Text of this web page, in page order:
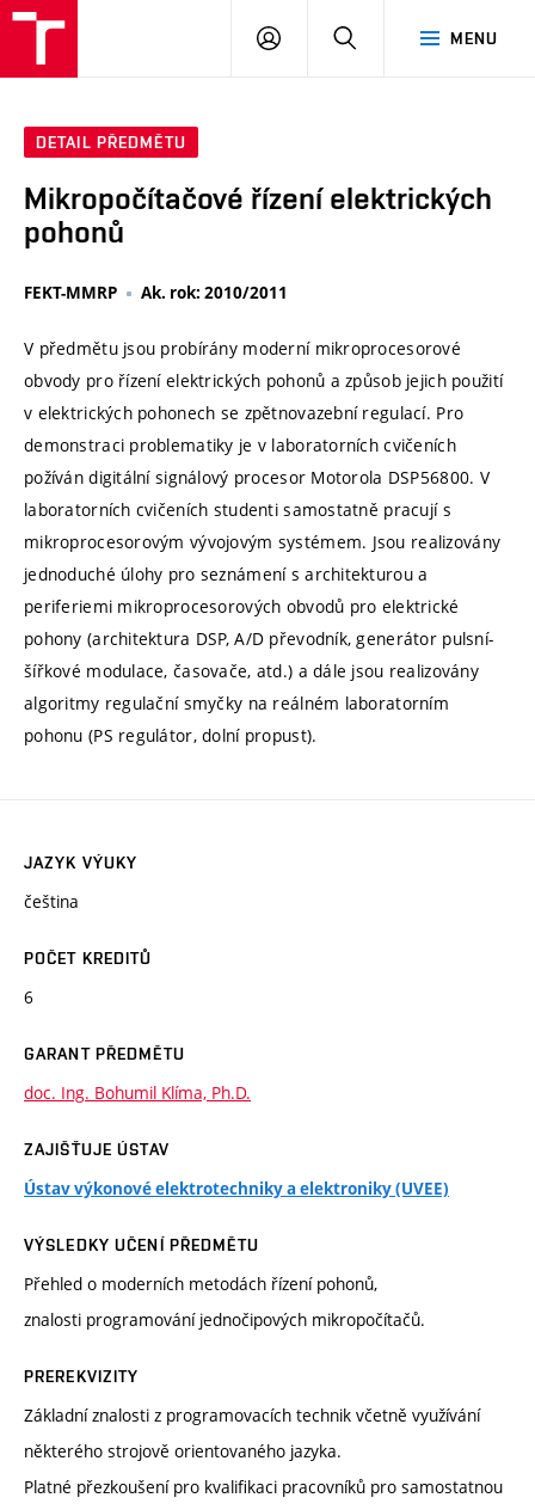
MENU
PŘIHLÁSIT
DETAIL PŘEDMĚTU
Mikropočítačové řízení elektrických
pohonů
FEKT-MMRP Ak. rok: 2010/2011
V předmětu jsou probírány moderní mikroprocesorové
obvody pro řízení elektrických pohonů a způsob jejich použití
v elektrických pohonech se zpětnovazební regulací. Pro
demonstraci problematiky je v laboratorních cvičeních
požíván digitální signálový procesor Motorola DSP56800. V
laboratorních cvičeních studenti samostatně pracují s
mikroprocesorovým vývojovým systémem. Jsou realizovány
jednoduché úlohy pro seznámení s architekturou a
periferiemi mikroprocesorových obvodů pro elektrické
pohony (architektura DSP, A/D převodník, generátor pulsní-
šířkové modulace, časovače, atd.) a dále jsou realizovány
algoritmy regulační smyčky na reálném laboratorním
pohonu (PS regulátor, dolní propust).
JAZYK VÝUKY
čeština
POČET KREDITŮ
6
GARANT PŘEDMĚTU
doc. Ing. Bohumil Klíma, Ph.D.
ZAJIŠŤUJE ÚSTAV
Ústav výkonové elektrotechniky a elektroniky (UVEE)
VÝSLEDKY UČENÍ PŘEDMĚTU
Přehled o moderních metodách řízení pohonů,
znalosti programování jednočipových mikropočítačů.
PREREKVIZITY
Základní znalosti z programovacích technik včetně využívání
některého strojově orientovaného jazyka.
Platné přezkoušení pro kvalifikaci pracovníků pro samostatnou